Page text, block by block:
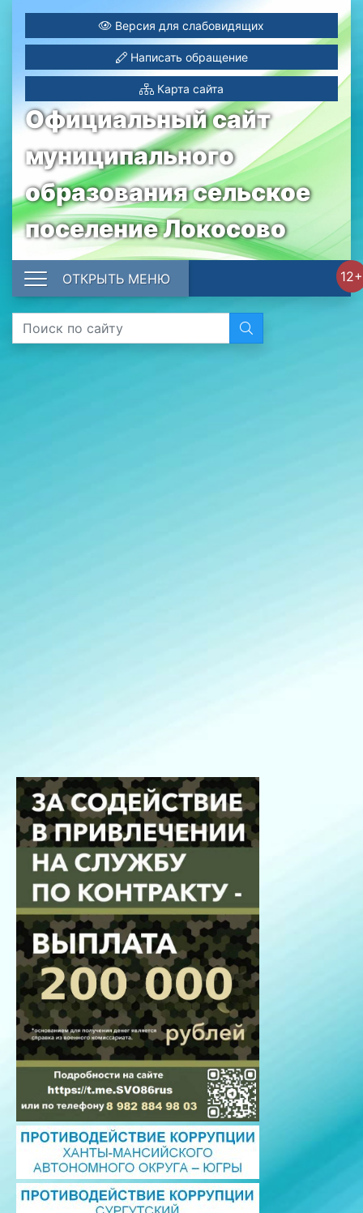
Официальный сайт
муниципального
образования сельское
поселение Локосово
Версия для слабовидящих
Написать обращение
Карта сайта
12+
ОТКРЫТЬ МЕНЮ